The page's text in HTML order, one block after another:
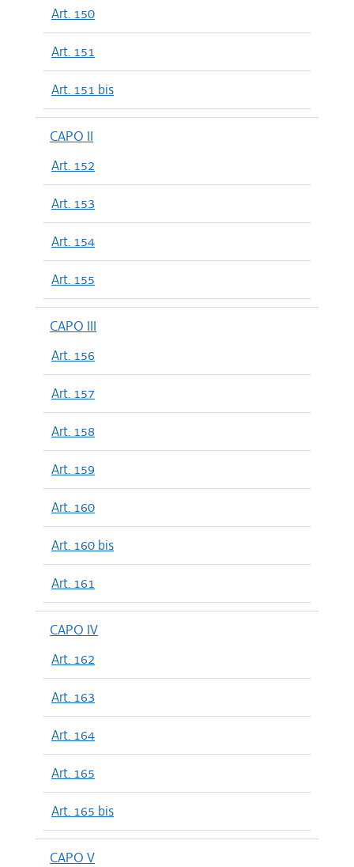
Art. 150
Art. 151
Art. 151 bis
CAPO II
Art. 152
Art. 153
Art. 154
Art. 155
CAPO III
Art. 156
Art. 157
Art. 158
Art. 159
Art. 160
Art. 160 bis
Art. 161
CAPO IV
Art. 162
Art. 163
Art. 164
Art. 165
Art. 165 bis
CAPO V